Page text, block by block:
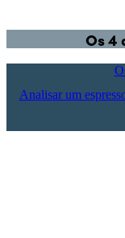
Os 4
Analisar um